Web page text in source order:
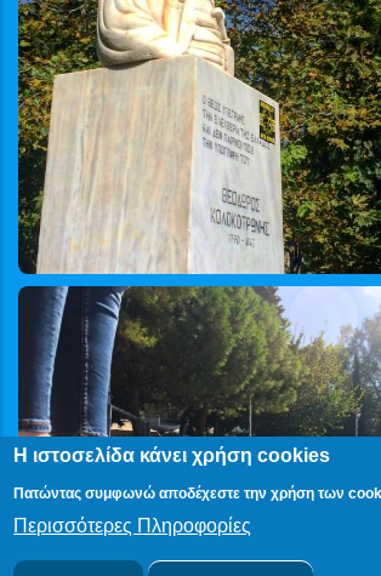
Η ιστοσελίδα κάνει χρήση cookies
Πατώντας συμφωνώ αποδέχεστε την χρήση των
Περισσότερες Πληροφορίες